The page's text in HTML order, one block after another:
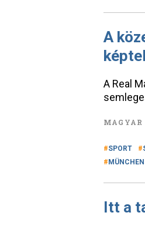
A
A Real
MAGYAR
SPORT
MÜNCHEN
Itt a